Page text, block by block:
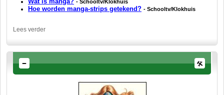
- Schooltv/Klokhuis
Hoe worden manga-strips getekend? - Schooltv/Klokhuis
Lees verder